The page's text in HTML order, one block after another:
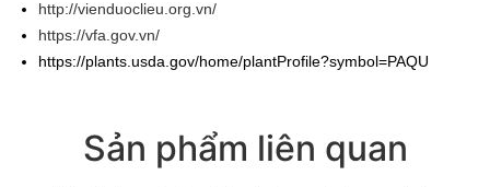
http://vienduoclieu.org.vn/
https://vfa.gov.vn/
https://plants.usda.gov/home/plantProfile?symbol=PAQU
Sản phẩm liên quan